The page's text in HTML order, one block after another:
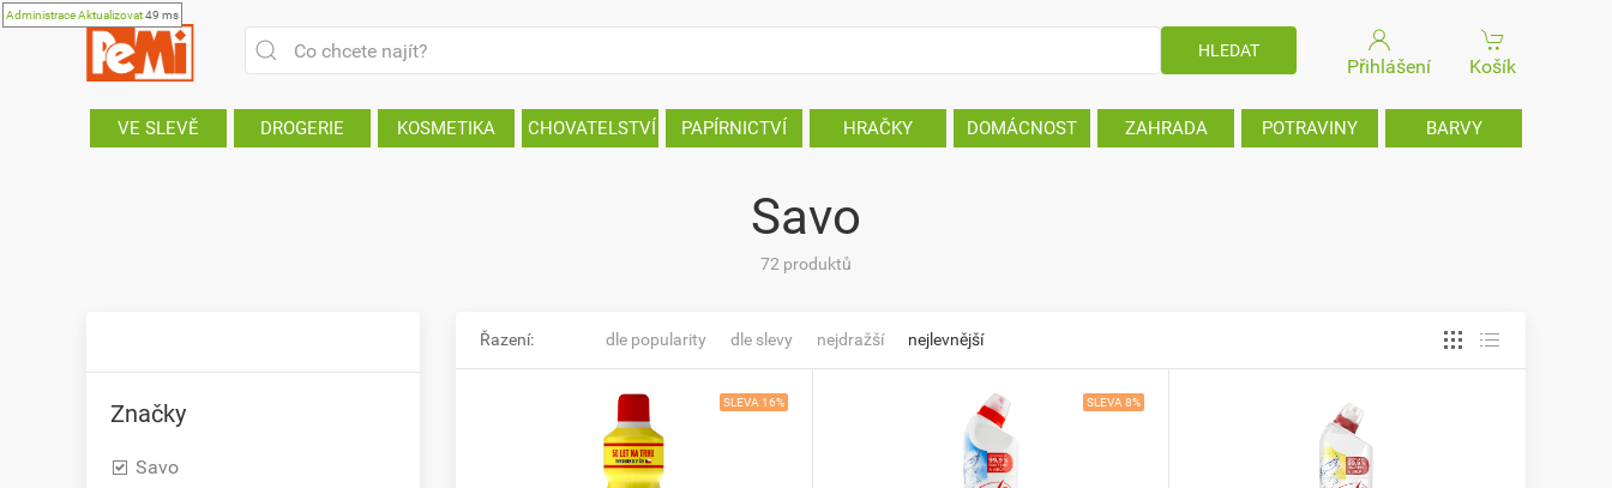
AdministraceAktualizovat49 ms
Přihlášení Košík
VE SLEVĚ DROGERIE KOSMETIKA CHOVATELSTVÍ PAPÍRNICTVÍ HRAČKY DOMÁCNOST ZAHRADA POTRAVINY BARVY
Savo
72 produktů
Značky
Savo
Řazení: dle popularity dle slevy nejdražší nejlevnější
SLEVA 16% SLEVA 8%